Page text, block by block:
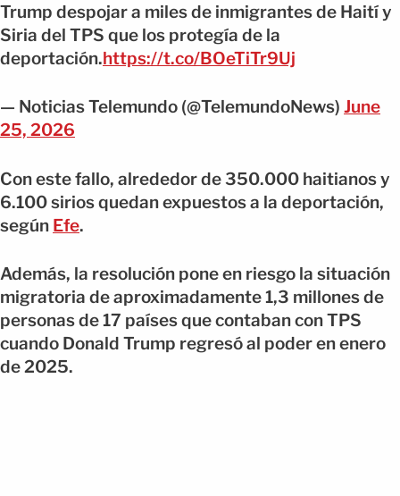
Trump despojar a miles de inmigrantes de Haití y
Siria del TPS que los protegía de la
deportación.https://t.co/BOeTiTr9Uj
— Noticias Telemundo (@TelemundoNews) June
25, 2026
Con este fallo, alrededor de 350.000 haitianos y
6.100 sirios quedan expuestos a la deportación,
según Efe.
Además, la resolución pone en riesgo la situación
migratoria de aproximadamente 1,3 millones de
personas de 17 países que contaban con TPS
cuando Donald Trump regresó al poder en enero
de 2025.